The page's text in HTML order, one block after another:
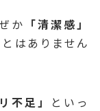
か 「清潔感」
はありません
不足」
といっ